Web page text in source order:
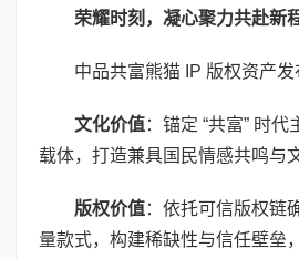
荣耀时刻，凝心聚力共赴新
中品共富熊猫 IP 版权资产发
文化价值：锚定 “共富” 时
载体，打造兼具国民情感共鸣与
版权价值：依托可信版权链
量款式，构建稀缺性与信任壁垒